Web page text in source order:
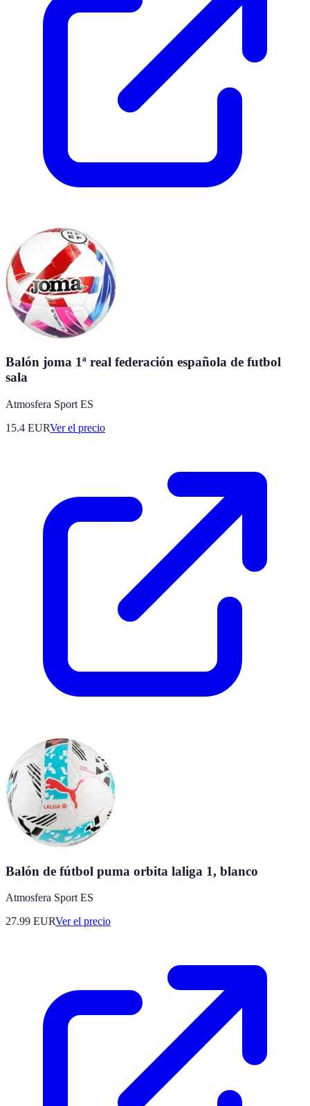
Balón joma 1ª real federación española de futbol
sala
Atmosfera Sport ES
15.4 EURVer el precio
Balón de fútbol puma orbita laliga 1, blanco
Atmosfera Sport ES
27.99 EURVer el precio